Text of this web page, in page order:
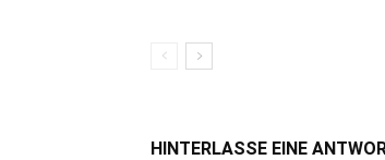
HINTERLASSE EINE